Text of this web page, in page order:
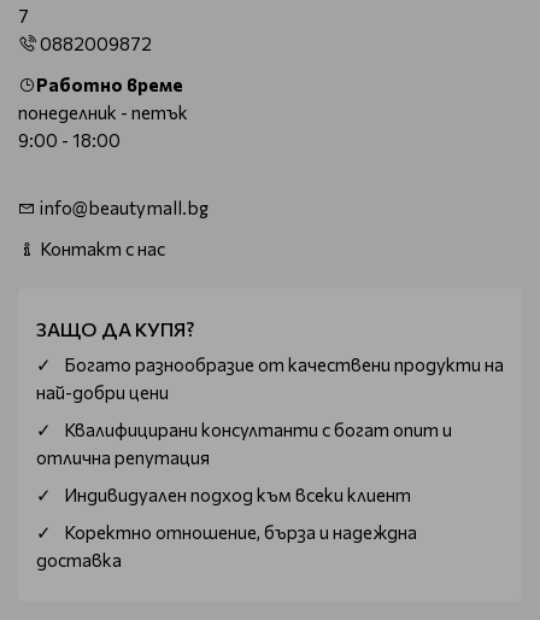
7
0882009872
Работно време
понеделник - петък
9:00 - 18:00
info@beautymall.bg
Контакт с нас
ЗАЩО ДА КУПЯ?
Богатo разнообразие от качествени продукти на
най-добри цени
Квалифицирани консултанти с богат опит и
отлична репутация
Индивидуален подход към всеки клиент
Коректно отношение, бърза и надеждна
доставка